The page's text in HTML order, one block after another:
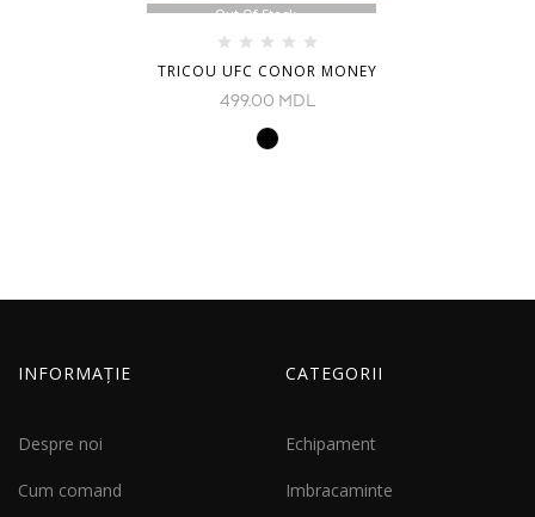
Out Of Stock
TRICOU UFC CONOR MONEY
499.00 MDL
INFORMAȚIE
Despre noi
Cum comand
CATEGORII
Echipament
Imbracaminte